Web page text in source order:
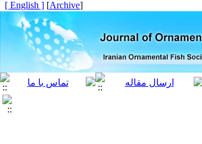
[
Archive
]
[ English ]